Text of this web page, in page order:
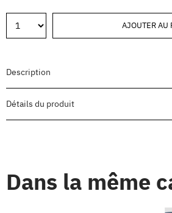
AJOUTER AU
Description
Détails du produit
Dans la même